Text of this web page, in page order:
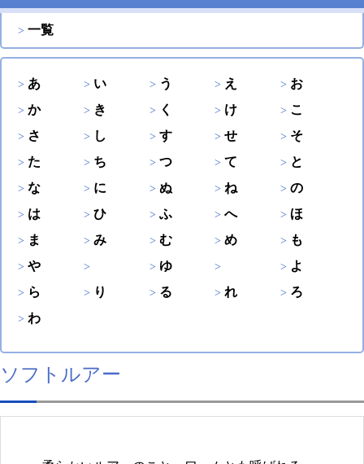
一覧
あ い う え
お
か
き く け
こ
さ
し す せ
そ
た
ち つ て
と
な
に ぬ ね
の
は
ひ ふ へ
ほ
ま
み む め
も
や
ゆ
よ
ら
り る れ
ろ
わ
ソフトルアー